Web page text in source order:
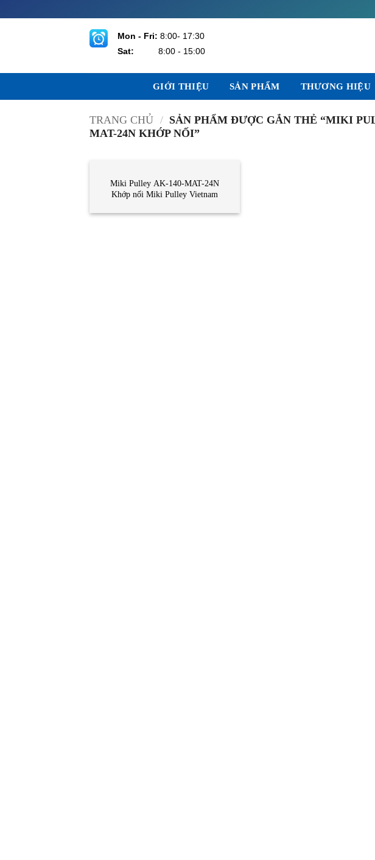
qua
Mon - Fri: 8:00- 17:30
Sat:
8:00 - 15:00
GIỚI THIỆU SẢN PHẨM THƯƠNG HIỆU
TRANG CHỦ / SẢN PHẨM ĐƯỢC GẮN THẺ “MIKI
MAT-24N KHỚP NỐI”
Miki Pulley AK-140-MAT-24N
Khớp nối Miki Pulley Vietnam